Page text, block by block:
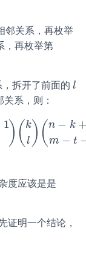
邻关系，再枚举
，再枚举第
拆开了前面的 l
l
关系，则：
1 )( k
l )(n − k
m − t
n − k +1 m
度应该是是
证明一个结论，